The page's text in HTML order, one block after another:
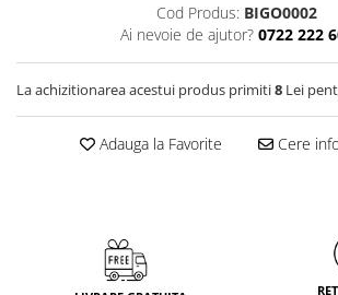
Cod Produs: BIGO0002
Ai nevoie de ajutor? 0722 222
La achizitionarea acestui produs primiti8 Lei
Adauga la Favorite Cere